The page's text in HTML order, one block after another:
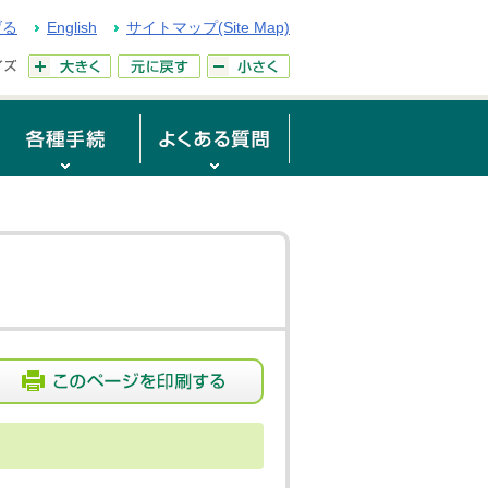
English サイトマップ(Site Map)